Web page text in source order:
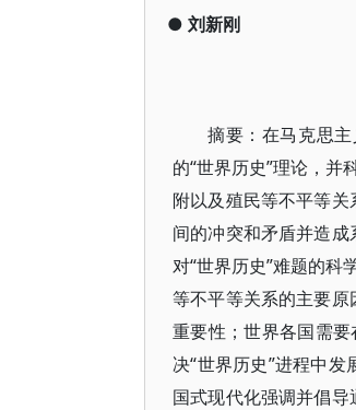
● 刘新刚
摘要：在马克思
的“世界历史”理论，并
附以及殖民等不平等
间的冲突和矛盾并造
对“世界历史”难题的科
等不平等关系的主要
重要性；世界各国需
决“世界历史”进程中
国式现代化强调并倡